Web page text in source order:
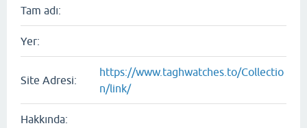
Tam adı:
Yer:
Site Adresi:
https://www.taghwatches.to/Collectio
n/link/
Hakkında: